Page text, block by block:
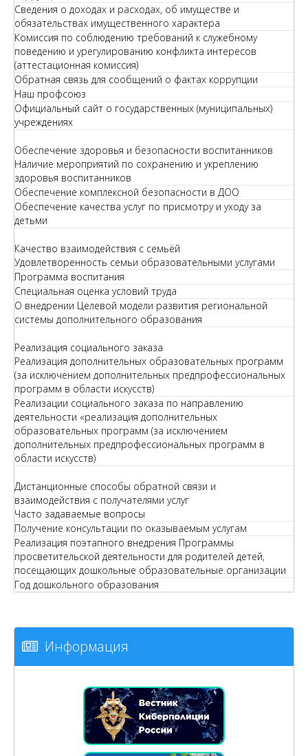
Сведения о доходах и расходах, об имуществе и
обязательствах имущественного характера
Комиссия по соблюдению требований к служебному
поведению и урегулированию конфликта интересов
(аттестационная комиссия)
Обратная связь для сообщений о фактах коррупции
Наш профсоюз
Официальный сайт о государственных (муниципальных)
учреждениях
Обеспечение здоровья и безопасности воспитанников
Наличие мероприятий по сохранению и укреплению
здоровья воспитанников
Обеспечение комплексной безопасности в ДОО
Обеспечение качества услуг по присмотру и уходу за
детьми
Качество взаимодействия с семьёй
Удовлетворенность семьи образовательными услугами
Программа воспитания
Специальная оценка условий труда
О внедрении Целевой модели развития региональной
системы дополнительного образования
Реализация социального заказа
Реализация дополнительных образовательных программ
(за исключением дополнительных предпрофессиональных
программ в области искусств)
Реализации социального заказа по направлению
деятельности «реализация дополнительных
образовательных программ (за исключением
дополнительных предпрофессиональных программ в
области искусств)
Дистанционные способы обратной связи и
взаимодействия с получателями услуг
Часто задаваемые вопросы
Получение консультации по оказываемым услугам
Реализация поэтапного внедрения Программы
просветительской деятельности для родителей детей,
посещающих дошкольные образовательные организации
Год дошкольного образования
Информация